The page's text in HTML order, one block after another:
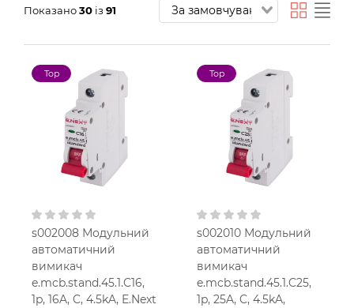
Показано30 із 91
Top
s002008 Модульний
автоматичний
вимикач
e.mcb.stand.45.1.C16,
1p, 16A, C, 4.5kA, E.Next
Top
s002010 Модульний
автоматичний
вимикач
e.mcb.stand.45.1.C25,
1p, 25A, C, 4.5kA,